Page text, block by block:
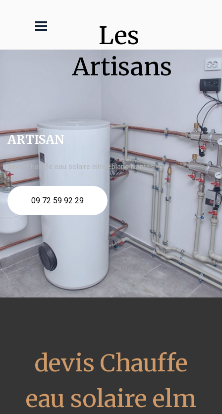
Les
Artisans
ARTISAN
devis Chauffe eau solaire elm leblanc Nantes
09 72 59 92 29
devis Chauffe
eau solaire elm